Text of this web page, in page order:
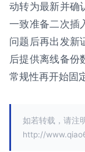
动转为最新并确
一致准备二次插
问题后再出发新
后提供离线备份
常规性再开始固
如若转载，请注
http://